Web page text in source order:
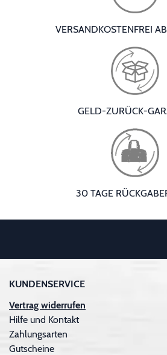
VERSANDKOSTENFREI
GELD-ZURÜCK-
30 TAGE
KUNDENSERVICE
Vertrag widerrufen
Hilfe und Kontakt
Zahlungsarten
Gutscheine